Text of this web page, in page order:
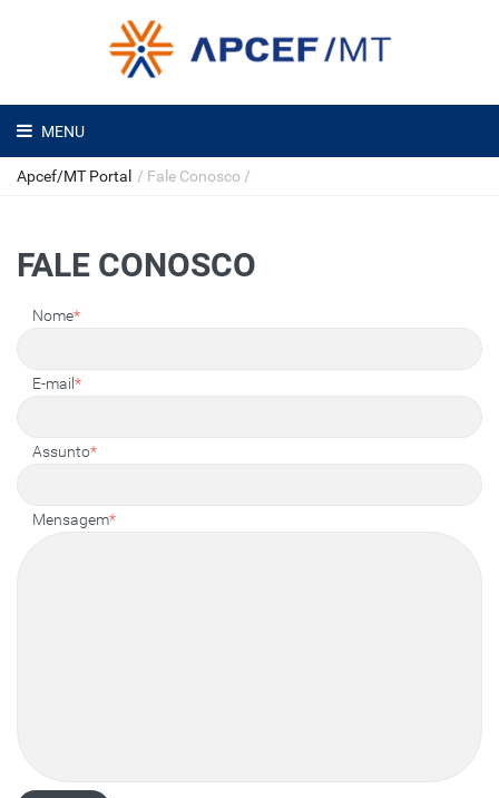
MENU
Apcef/MT Portal / Fale Conosco /
FALE CONOSCO
Nome*
E-mail *
Assunto*
Mensagem*